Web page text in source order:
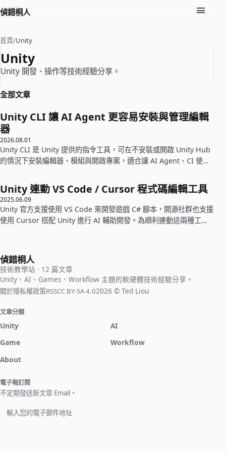
偵錯桐人
首頁/Unity
Unity
Unity 開發、操作等技術經驗分享。
全部文章
Unity CLI 讓 AI Agent 更容易安裝與管理編輯
器
2026.08.01
Unity CLI 是 Unity 提供的指令工具，可在不安裝或開啟 Unity Hub
的情況下安裝編輯器、模組與開啟專案，適合讓 AI Agent、CI 使
Unity 連動 VS Code / Cursor 程式碼編輯工具
2025.06.09
Unity 官方支援使用 VS Code 來開發遊戲 C# 腳本，開源社群也支援
使用 Cursor 搭配 Unity 進行 AI 輔助開發。為順利連動這兩種工
偵錯桐人
技術教學站 · 12 篇文章
Unity、AI、Games、Workflow 主題的軟硬體技術經驗分享。
關於隱私權政策RSSCC BY-SA 4.02026 © Ted Liou
文章分類
Unity
AI
Game
Workflow
About
電子報訂閱
不定期發送新文章 Email。